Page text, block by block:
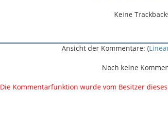
Keine
Ansicht der Kommentare: (
Noch keine
Die Kommentarfunktion wurde vom Besitzer